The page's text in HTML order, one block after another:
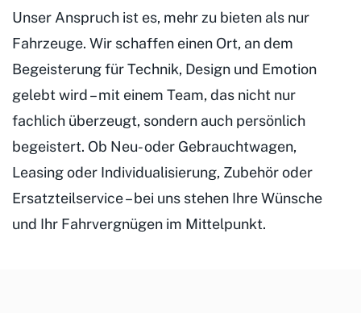
Unser Anspruch ist es, mehr zu bieten als nur
Fahrzeuge. Wir schaffen einen Ort, an dem
Begeisterung für Technik, Design und Emotion
gelebt wird – mit einem Team, das nicht nur
fachlich überzeugt, sondern auch persönlich
begeistert. Ob Neu- oder Gebrauchtwagen,
Leasing oder Individualisierung, Zubehör oder
Ersatzteilservice – bei uns stehen Ihre Wünsche
und Ihr Fahrvergnügen im Mittelpunkt.